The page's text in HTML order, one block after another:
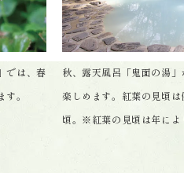
では、春
。
秋、露天風呂「鬼面の湯
楽しめます。紅葉の見頃
頃。※紅葉の見頃は年によ